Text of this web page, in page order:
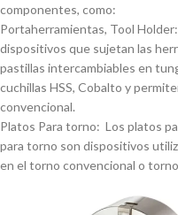
componentes, como:
Portaherramientas, Tool
dispositivos que sujetan las
pastillas intercambiables en
cuchillas HSS, Cobalto y
convencional.
Platos Para torno: Los platos
para torno son dispositivos
en el torno convencional o